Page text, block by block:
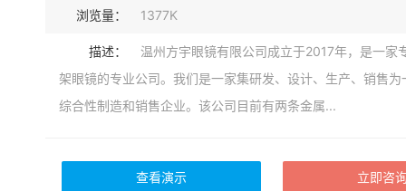
浏览量： 1377K
描述：
温州方宇眼镜有限公司成立于2017年，是一家
架眼镜的专业公司。我们是一家集研发、设计、生产、销售为
综合性制造和销售企业。该公司目前有两条金属...
查看演示 立即咨